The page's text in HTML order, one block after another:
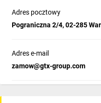
Adres pocztowy
Pograniczna 2/4, 02-285
Adres e-mail
zamow@gtx-group.com